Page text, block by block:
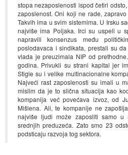
stopa nezaposlenosti ispod četiri
zaposlenost. Oni koji ne rade,
Takvih ima u svim sistemima. U Irsku
najviše ima Poljaka. Irci su uspeli u
napravili konsenzus među
poslodavaca i sindikata, prestali su
vlada je preuzimala NIP od
godina. Privukli su strani kapital jer
Stigle su i velike multinacionalne
Najveći rast zaposlenosti su imali u
mislim da je to slična situacija kao
kompanija već povećava izvoz, od
Mišlena. Ali, te kompanije ne
najviše ljudi može zaposliti samo u
srednjih preduzeća. Zato smo 23
podsticaju razvoja tog sektora.